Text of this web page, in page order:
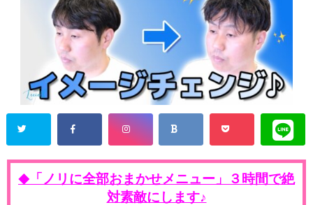
◆
「ノリに全部おまかせメニュー」３時間で絶
対素敵にします♪